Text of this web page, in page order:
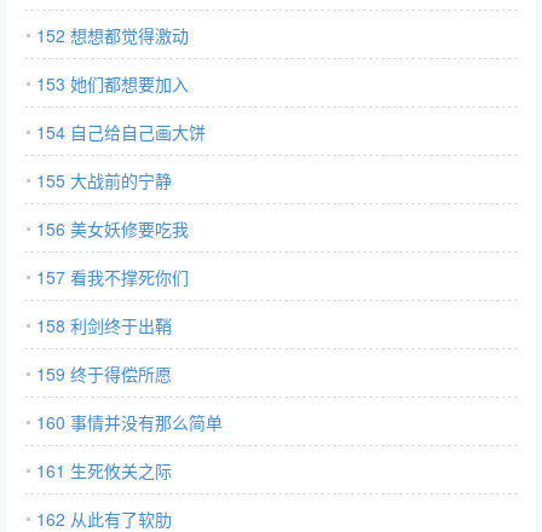
152 想想都觉得激动
153 她们都想要加入
154 自己给自己画大饼
155 大战前的宁静
156 美女妖修要吃我
157 看我不撑死你们
158 利剑终于出鞘
159 终于得偿所愿
160 事情并没有那么简单
161 生死攸关之际
162 从此有了软肋